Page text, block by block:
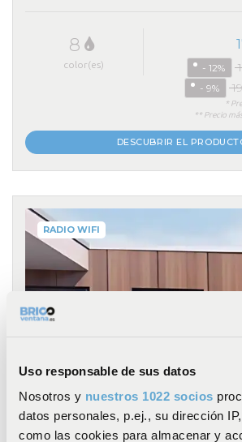
Uso responsable de sus datos
Nosotros y nuestros 1022 socios
datos personales, p.ej., su dirección
como las cookies para almacenar y
8
color(es) - 12%
- 9%
*
** Precio
DESCUBRIR EL
RADIO WIFI